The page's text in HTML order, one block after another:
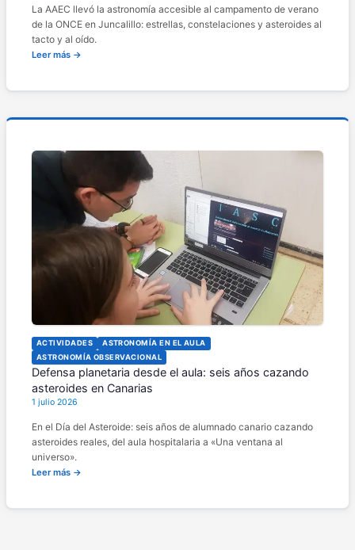
La AAEC llevó la astronomía accesible al campamento de verano
de la ONCE en Juncalillo: estrellas, constelaciones y asteroides al
tacto y al oído.
Leer más →
ACTIVIDADES
ASTRONOMÍA EN EL AULA
ASTRONOMÍA OBSERVACIONAL
Defensa planetaria desde el aula: seis años cazando
asteroides en Canarias
1 julio 2026
En el Día del Asteroide: seis años de alumnado canario cazando
asteroides reales, del aula hospitalaria a «Una ventana al
universo».
Leer más →